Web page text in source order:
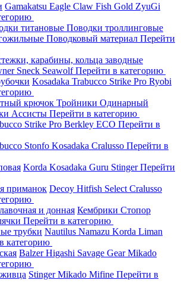
Gamakatsu Eagle Claw Fish Gold ZyuGi
титановые Поводки троллинговые
Поводковый материал Перейти
карабины, кольца заводные
Sneck SeawolfПерейти в категорию
Kosadaka Trabucco Strike Pro Ryobi
крючок Тройники Одинарный
Ассисты Перейти в категорию
Strike Pro Berkley ECO Перейти в
Stonfo Kosadaka Cralusso Перейти в
Korda Kosadaka Guru StingerПерейти
приманок Decoy Hitfish Select Cralusso
и донная Кембрики Стопор
Перейти в категорию
трубки Nautilus Namazu Korda Liman
категорию
BalzerHigashi Savage GearMikado
StingerMikado Mifine Перейти в